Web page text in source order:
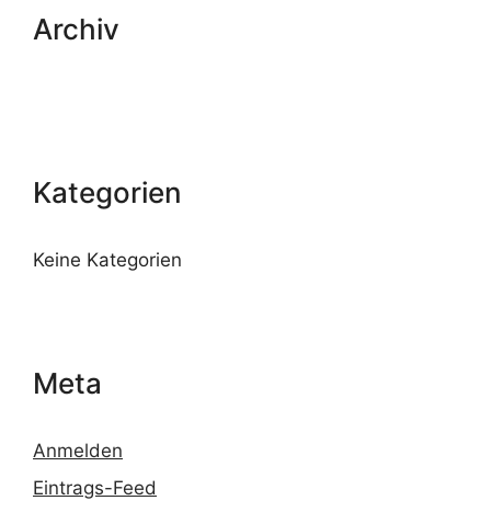
Archiv
Kategorien
Keine Kategorien
Meta
Anmelden
Eintrags-Feed